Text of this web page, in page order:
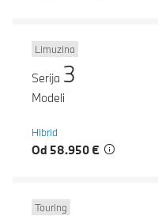
Limuzina
Serija 3
Modeli
Hibrid
Od 58.950 €
Touring